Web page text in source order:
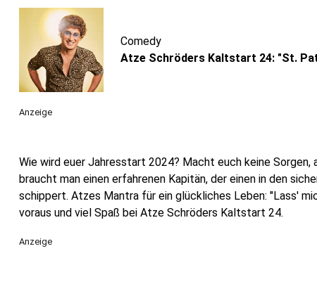
Comedy
Atze Schröders Kaltstart 24: "St.
Anzeige
Wie wird euer Jahresstart 2024? Macht euch keine Sorgen,
braucht man einen erfahrenen Kapitän, der einen in den
schippert. Atzes Mantra für ein glückliches Leben: "Lass'
voraus und viel Spaß bei Atze Schröders Kaltstart 24.
Anzeige